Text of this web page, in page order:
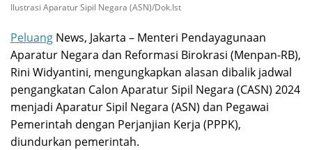
Ilustrasi Aparatur Sipil Negara (ASN)/Dok.Ist
Peluang News, Jakarta – Menteri Pendayagunaan
Aparatur Negara dan Reformasi Birokrasi (Menpan-RB),
Rini Widyantini, mengungkapkan alasan dibalik jadwal
pengangkatan Calon Aparatur Sipil Negara (CASN) 2024
menjadi Aparatur Sipil Negara (ASN) dan Pegawai
Pemerintah dengan Perjanjian Kerja (PPPK),
diundurkan pemerintah.